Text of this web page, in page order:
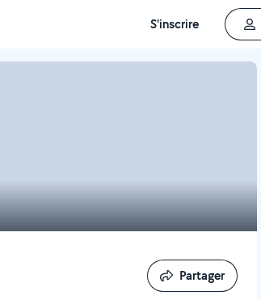
S'inscrire
Partager
Partager